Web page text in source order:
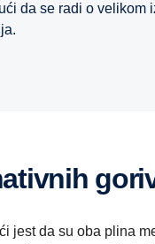
da se radi o velikom
jest da su oba plina